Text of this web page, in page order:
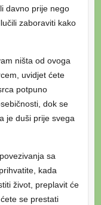
davno prije nego
zaboraviti kako
ništa od ovoga
uvidjet ćete
potpuno
dok se
je duši prije svega
sa
kada
život, preplavit će
se prestati